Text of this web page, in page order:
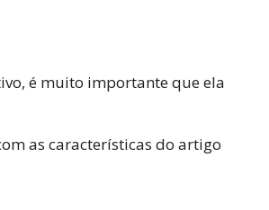
é muito importante que ela
as características do artigo